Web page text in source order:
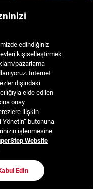
edindiğiniz
kişiselleştirmek
pazarlama
İnternet
dışındaki
elde edilen
onay
ilişkin
butonuna
işlenmesine
Website
Edin